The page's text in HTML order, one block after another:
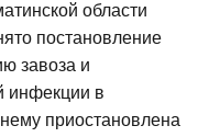
области
постановление
завоза и
инфекции в
приостановлена